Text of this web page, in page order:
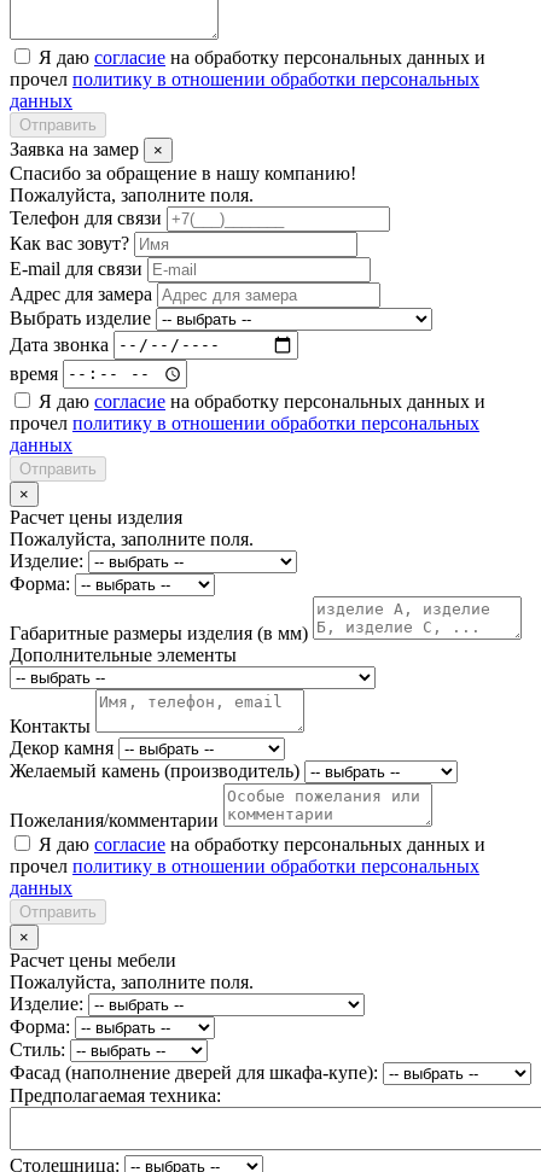
Я даю согласие на обработку персональных данных и
прочел политику в отношении обработки персональных
данных
Отправить
Заявка на замер ×
Спасибо за обращение в нашу компанию!
Пожалуйста, заполните поля.
Телефон для связи
Как вас зовут?
E-mail для связи
Адрес для замера
Выбрать изделие
Дата звонка
время
Я даю согласие на обработку персональных данных и
прочел политику в отношении обработки персональных
данных
Отправить
×
Расчет цены изделия
Пожалуйста, заполните поля.
Изделие:
Форма:
Габаритные размеры изделия (в мм)
Дополнительные элементы
Контакты
Декор камня
Желаемый камень (производитель)
Пожелания/комментарии
Я даю согласие на обработку персональных данных и
прочел политику в отношении обработки персональных
данных
Отправить
×
Расчет цены мебели
Пожалуйста, заполните поля.
Изделие:
Форма:
Стиль:
Фасад (наполнение дверей для шкафа-купе):
Предполагаемая техника:
Столешница: